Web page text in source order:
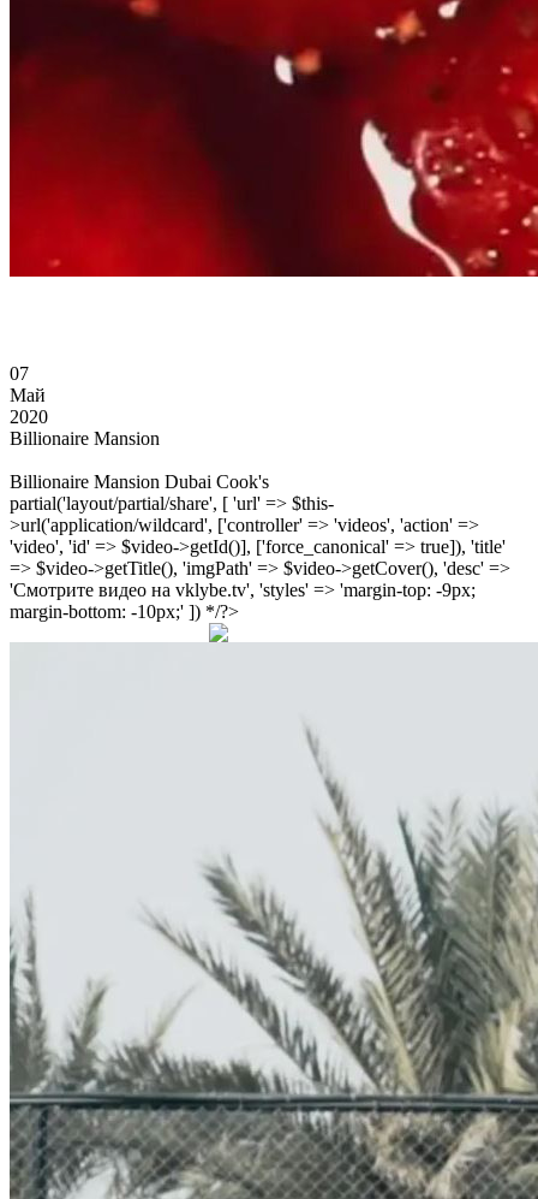
07
Май
2020
Billionaire Mansion
Billionaire Mansion Dubai Cook's
partial('layout/partial/share', [ 'url' => $this-
>url('application/wildcard', ['controller' => 'videos', 'action' =>
'video', 'id' => $video->getId()], ['force_canonical' => true]), 'title'
=> $video->getTitle(), 'imgPath' => $video->getCover(), 'desc' =>
'Смотрите видео на vklybe.tv', 'styles' => 'margin-top: -9px;
margin-bottom: -10px;' ]) */?>